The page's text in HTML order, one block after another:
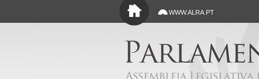
Saltar para o conteúdo principal
WWW.ALRA.PT